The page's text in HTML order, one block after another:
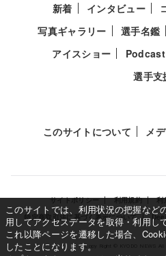
新着 インタビュー
写真ギャラリー
選手名鑑
アイスショー
Podcast
選手支
このサイトについて メ
サイトポリシー 利用規約
利
特定商取引法に基づく表示について
Copy Right © KYODO NEWS All
このサイトでは、利用状況の把握など
用してアクセスデータを取得・利用し
これ以降ページを遷移した場合、
したことになります。